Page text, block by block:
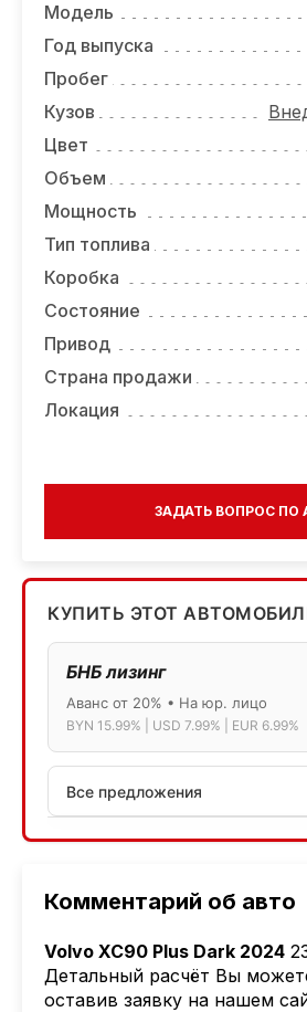
ОТЗЫВЫ
ВАКАНСИИ
О КОМПАНИИ
КОНТАКТЫ
Комментарий об авто
Volvo XC90 Plus Dark 2024
Детальный расчёт Вы
оставив заявку на нашем
Модель
Год выпуска
Пробег
Кузов
Цвет
Объем
Мощность
Тип топлива
Коробка
Состояние
Привод
Страна продажи
Локация
ЗАДАТЬ ВОПРОС ПО
КУПИТЬ ЭТОТ
БНБ лизинг
Аванс от 20% • На юр. лицо
BYN 15.99% | USD 7.99% | EUR 6.99%
Все предложения
АСБ лизинг
Лизинг: BYN 17% | USD 7.99% |
Также доступен кредит "Проще